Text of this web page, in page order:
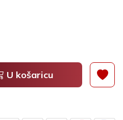
U košaricu